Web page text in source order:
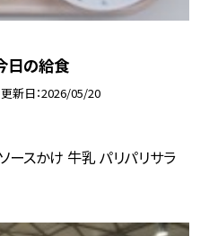
日の給食
更新日 2026/05/20
ースかけ 牛乳 パリパリサラ